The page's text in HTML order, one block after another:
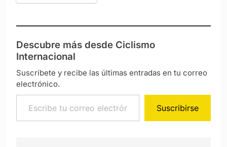
Descubre más desde Ciclismo
Internacional
Suscríbete y recibe las últimas entradas en tu correo
electrónico.
Escribe tu correo electrónico…
Suscribirse